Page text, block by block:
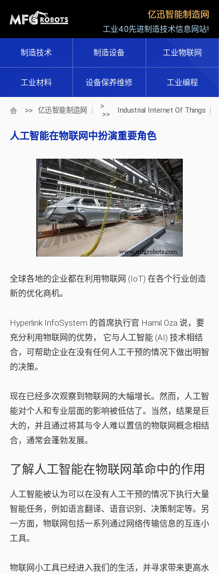
亿迅智能制造网
工业4.0先进制造技术信息网站!
制造技术 制造设备 工业物联网
工业材料 设备保养维修 工业编程
>> 亿迅智能制造网
>
>>
Industrial Internet Of Things
人工智能在物联网中扮演重要角色
全球各地的企业都在利用物联网 (IoT) 在各个行业创造
新的优化商机。
Hyperlink InfoSystem 的首席执行官 Harnil Oza 说，要
充分利用物联网的优势， 它与人工智能 (AI) 技术相结
合，可帮助企业在没有任何人工干预的情况下做出明智
的决策。
现在已经多次观察到物联网的大幅增长。然而，人工智
能对个人和专业层面的影响被低估了。当然，结果是巨
大的，并且通过将其与令人难以置信的物联网概念相结
合，通常会蓬勃发展。
了解人工智能在物联网革命中的作用
人工智能被认为可以在没有人工干预的情况下执行大量
智能任务，例如语言翻译、语音识别、决策制定等。另
一方面，物联网包括一系列通过网络传输信息的互连小
工具。
物联网小工具已经进入我们的生活，并寻求带来更高水